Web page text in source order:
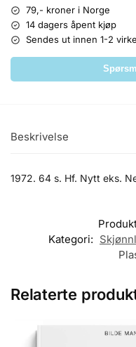
79,- kroner i Norge
14 dagers åpent kjøp
Sendes ut innen 1-2
Beskrivelse
1972. 64 s. Hf. Nytt eks.
Kategori:
Relaterte